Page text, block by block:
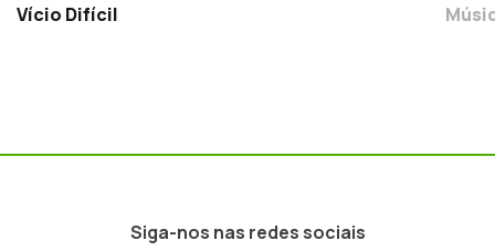
Vício Difícil
Siga-nos nas redes sociais